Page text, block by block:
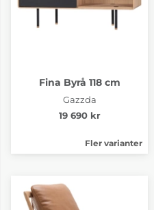
Fina Byrå 118 cm
Gazzda
19 690 kr
Fler varianter